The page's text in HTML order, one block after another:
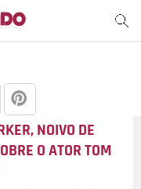
NOIVO DE
O ATOR TOM